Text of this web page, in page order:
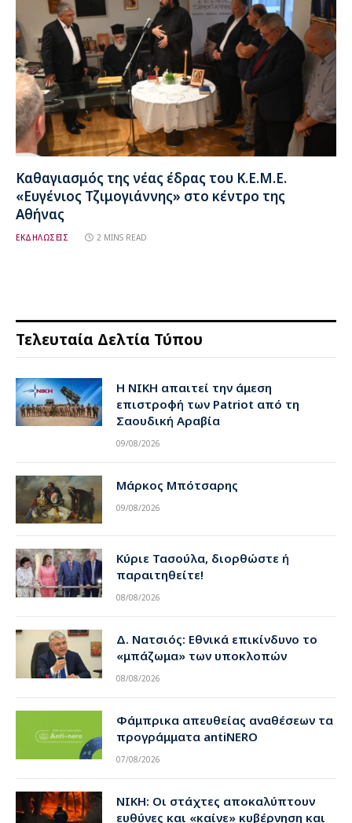
Καθαγιασμός της νέας έδρας του Κ.Ε.Μ.Ε.
«Ευγένιος Τζιμογιάννης» στο κέντρο της
Αθήνας
ΕΚΔΗΛΩΣΕΙΣ 2 MINS READ
Τελευταία Δελτία Τύπου
Η ΝΙΚΗ απαιτεί την άμεση
επιστροφή των Patriot από τη
Σαουδική Αραβία
09/08/2026
Μάρκος Μπότσαρης
09/08/2026
Κύριε Τασούλα, διορθώστε ή
παραιτηθείτε!
08/08/2026
Δ. Νατσιός: Εθνικά επικίνδυνο το
«μπάζωμα» των υποκλοπών
08/08/2026
Φάμπρικα απευθείας αναθέσεων τα
προγράμματα antiNERO
07/08/2026
ΝΙΚΗ: Οι στάχτες αποκαλύπτουν
ευθύνες και «καίνε» κυβέρνηση και